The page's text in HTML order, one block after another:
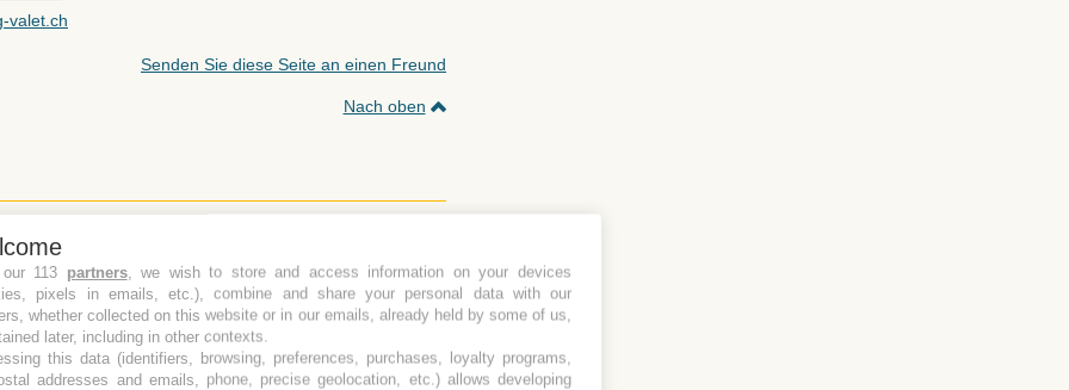
valet.ch
Senden Sie diese Seite an einen Freund
Nach oben
113 partners, we wish to store and access information on your devices
pixels in emails, etc.), combine and share your personal data with our
whether collected on this website or in our emails, already held by some of us,
later, including in other contexts.
this data (identifiers, browsing, preferences, purchases, loyalty programs,
addresses and emails, phone, precise geolocation, etc.) allows developing